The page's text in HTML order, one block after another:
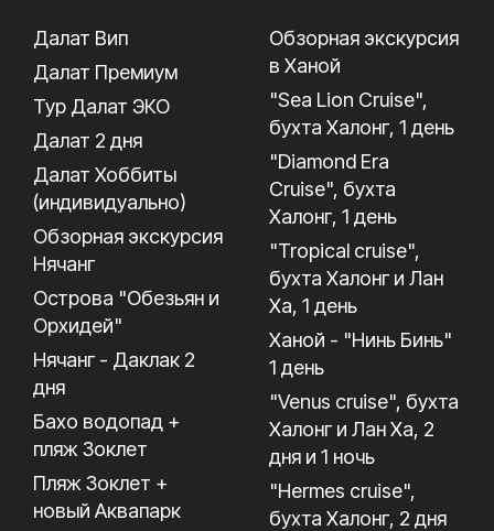
Далат Вип
Далат Премиум
Тур Далат ЭКО
Далат 2 дня
Далат Хоббиты
(индивидуально)
Обзорная экскурсия
Нячанг
Острова "Обезьян и
Орхидей"
Нячанг - Даклак 2
дня
Бахо водопад +
пляж Зоклет
Пляж Зоклет +
новый Аквапарк
Обзорная экскурсия
в Ханой
"Sea Lion Cruise",
бухта Халонг, 1 день
"Diamond Era
Cruise", бухта
Халонг, 1 день
"Tropical cruise",
бухта Халонг и Лан
Ха, 1 день
Ханой - "Нинь Бинь"
1 день
"Venus cruise", бухта
Халонг и Лан Ха, 2
дня и 1 ночь
"Hermes cruise",
бухта Халонг, 2 дня